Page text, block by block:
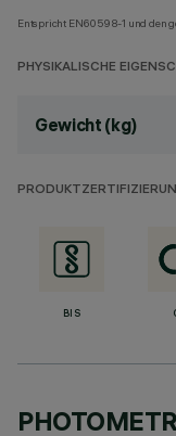
Entspricht EN60598-1 und den
PHYSIKALISCHE
Gewicht (kg)
BIS